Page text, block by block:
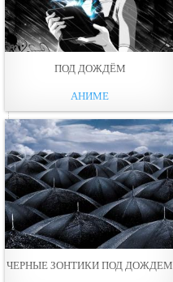
ПОД ДОЖДЁМ
АНИМЕ
ЧЕРНЫЕ ЗОНТИКИ ПОД ДОЖДЕМ